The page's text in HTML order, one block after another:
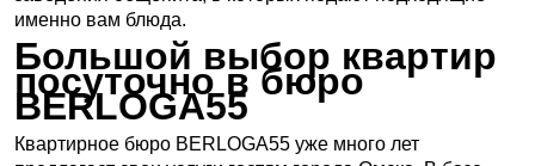
именно вам блюда.
Большой выбор квартир
посуточно в бюро
BERLOGA55
Квартирное бюро BERLOGA55 уже много лет